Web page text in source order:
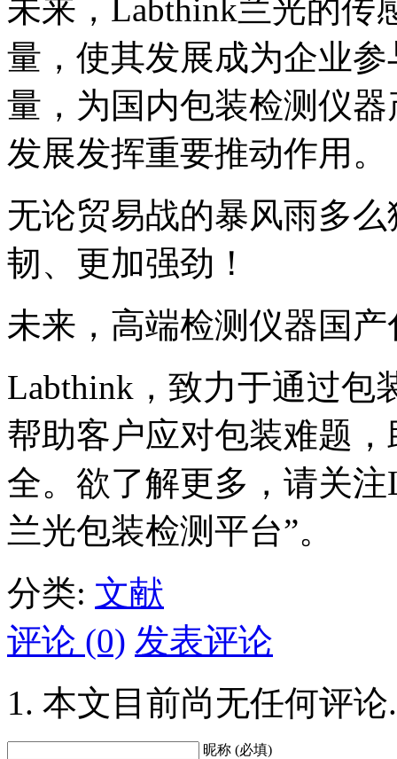
未来，Labthink兰光的传
量，使其发展成为企业
量，为国内包装检测仪
发展发挥重要推动作用。
无论贸易战的暴风雨多
韧、更加强劲！
未来，高端检测仪器国
Labthink，致力于通过包
帮助客户应对包装难题
全。欲了解更多，请关
兰光包装检测平台”。
分类: 文献
评论 (0) 发表评论
本文目前尚无任何评论.
昵称 (必填)